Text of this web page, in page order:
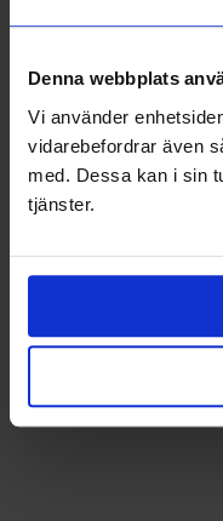
Denna webbplats
Vi använder
vidarebefordrar även
med. Dessa kan i sin
tjänster.